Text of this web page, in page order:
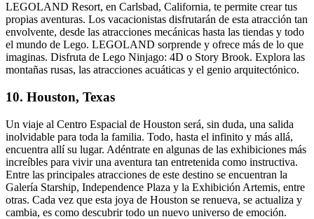
LEGOLAND Resort, en Carlsbad, California, te permite crear tus
propias aventuras. Los vacacionistas disfrutarán de esta atracción tan
envolvente, desde las atracciones mecánicas hasta las tiendas y todo
el mundo de Lego. LEGOLAND sorprende y ofrece más de lo que
imaginas. Disfruta de Lego Ninjago: 4D o Story Brook. Explora las
montañas rusas, las atracciones acuáticas y el genio arquitectónico.
10. Houston, Texas
Un viaje al Centro Espacial de Houston será, sin duda, una salida
inolvidable para toda la familia. Todo, hasta el infinito y más allá,
encuentra allí su lugar. Adéntrate en algunas de las exhibiciones más
increíbles para vivir una aventura tan entretenida como instructiva.
Entre las principales atracciones de este destino se encuentran la
Galería Starship, Independence Plaza y la Exhibición Artemis, entre
otras. Cada vez que esta joya de Houston se renueva, se actualiza y
cambia, es como descubrir todo un nuevo universo de emoción.